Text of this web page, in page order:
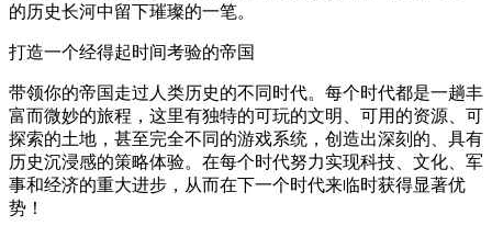
的历史长河中留下璀璨的一笔。
打造一个经得起时间考验的帝国
带领你的帝国走过人类历史的不同时代。每个时代都是一趟丰
富而微妙的旅程，这里有独特的可玩的文明、可用的资源、可
探索的土地，甚至完全不同的游戏系统，创造出深刻的、具有
历史沉浸感的策略体验。在每个时代努力实现科技、文化、军
事和经济的重大进步，从而在下一个时代来临时获得显著优
势！